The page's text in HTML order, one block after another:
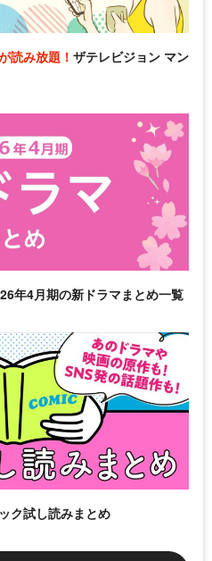
読み放題！ ザテレビジョン マン
年4月期の新ドラマまとめ一覧
ク試し読みまとめ